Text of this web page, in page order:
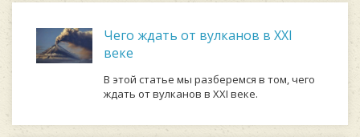
Чего ждать от вулканов в XXI
веке
В этой статье мы разберемся в том, чего
ждать от вулканов в XXI веке.